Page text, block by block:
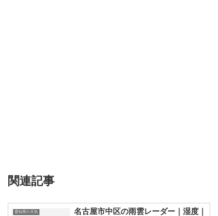
関連記事
愛知県の天気
名古屋市中区の雨雲レーダー｜湿度｜